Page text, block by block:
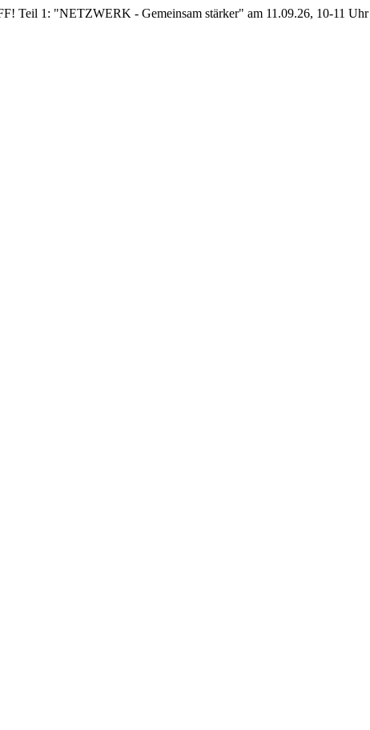
Teil 1: "NETZWERK - Gemeinsam stärker" am 11.09.26, 10-11 Uhr